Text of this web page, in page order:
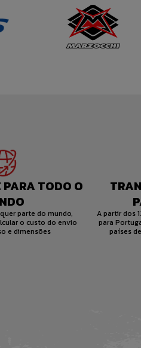
TODO O
parte do mundo,
o custo do envio
e dimensões
A partir dos
para
países